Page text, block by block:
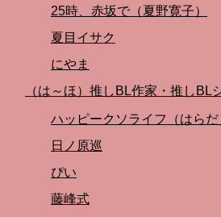
25時、赤坂で（夏野寛子）
夏目イサク
にやま
（は～ほ）推しBL作家・推しBL
ハッピークソライフ（はらだ
日ノ原巡
ぴい
藤峰式